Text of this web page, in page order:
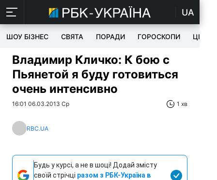
UA
ШОУ БІЗНЕС СВЯТА ПОРАДИ ГОРОСКОПИ ЦІКАВЕ
Владимир Кличко: К бою с
Пьянетой я буду готовиться
очень интенсивно
16:01 06.03.2013 Ср 1 хв
RBC.UA
Будь у курсі, а не в шоці! Додай змісту
своїй стрічці разом з РБК-Україна в